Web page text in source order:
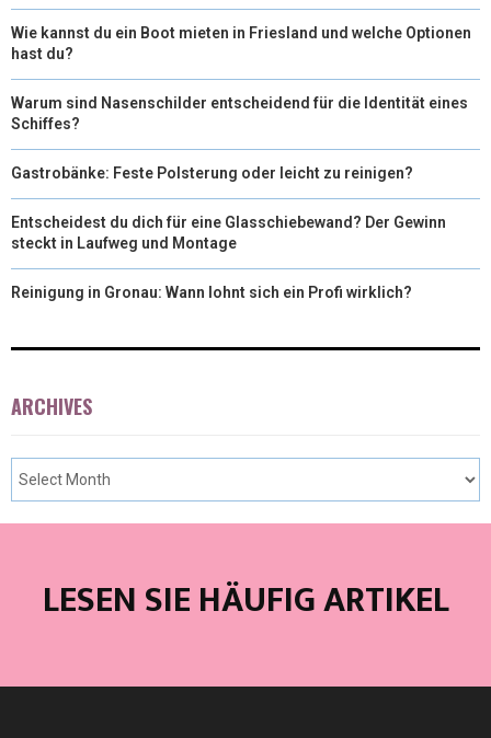
Wie kannst du ein Boot mieten in Friesland und welche Optionen
hast du?
Warum sind Nasenschilder entscheidend für die Identität eines
Schiffes?
Gastrobänke: Feste Polsterung oder leicht zu reinigen?
Entscheidest du dich für eine Glasschiebewand? Der Gewinn
steckt in Laufweg und Montage
Reinigung in Gronau: Wann lohnt sich ein Profi wirklich?
ARCHIVES
LESEN SIE HÄUFIG ARTIKEL